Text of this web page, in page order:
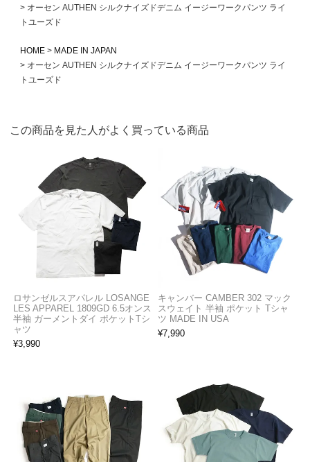
オーセン AUTHEN シルクナイズドデニム イージーワークパンツ ライ
トユーズド
HOME
MADE IN JAPAN
オーセン AUTHEN シルクナイズドデニム イージーワークパンツ ライ
トユーズド
この商品を見た人がよく買っている商品
ロサンゼルスアパレル LOSANGE
LES APPAREL 1809GD 6.5オンス
半袖 ガーメントダイ ポケットTシ
ャツ
¥3,990
キャンバー CAMBER 302 マック
スウェイト 半袖 ポケット Tシャ
ツ MADE IN USA
¥7,990